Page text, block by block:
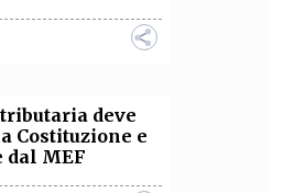
deve
Costituzione e
dal MEF